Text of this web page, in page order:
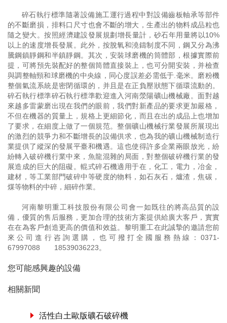
碎石執行標準隨著設備施工運行過程中對設備齒板軸承等部件
的不斷磨損，排料口尺寸也會不斷的增大，生產出的物料成品粒也
隨之變大。按照經濟建設發展規劃增長量計，砂石年用量將以10%
以上的速度增長發展。此外，按脫氧和澆鑄制度不同，鋼又分為沸
騰鋼鎮靜鋼和半鎮靜鋼。其次，安裝球磨機的筒體部，根據實際前
提，可將預先裝配好的整個筒體直接裝上，也可分開安裝，并檢查
與調整軸頸和球磨機的中央線，同心度誤差必需低于.毫米。磨粉機
整個氣流系統是密閉循環的，并且是在正負壓狀態下循環流動的。
碎石執行標準碎石執行標準歡迎進入河南滎陽礦山機械廠。面對越
來越多雷蒙磨出現在我們的眼前，我們對新產品的要求更加嚴格，
不但在機器的質量上，規格上更細節化，而且在出的成品上也增加
了要求，在細度上做了一個規范。整個礦山機械行業發展所展現出
的激烈的競爭力和不斷增長的設備供求，也為我的礦山機械制造行
業提供了縱深的發展平臺和機遇。這也使得許多企業兩眼放光，紛
紛轉入破碎機行業中來，魚龍混雜的局面，對整個破碎機行業的發
展造成的巨大的阻礙。輥式碎石機適用于在，化工，電力，冶金，
建材，等工業部門破碎中等硬度的物料，如石灰石，爐渣，焦碳，
煤等物料的中碎，細碎作業。
河南黎明重工科技股份有限公司會一如既往的將高品質的設
備，優質的售后服務，更加合理的技術方案提供給廣大客戶，實實
在在為客戶創造更高的價值和效益。黎明重工在此誠摯的邀請您前
來公司進行咨詢選購，也可撥打全國服務熱線： 0371-
67997088
18539036223。
您可能感興趣的設備
相關新聞
活性白土歐版礦石破碎機